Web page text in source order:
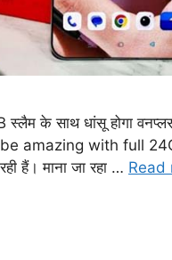
स्लैम के साथ धांसू होगा
amazing with full
हैं। माना जा रहा … Read